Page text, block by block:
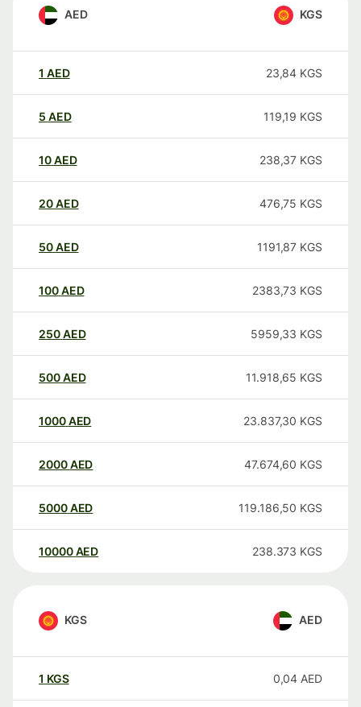
AED KGS
1 AED 23,84 KGS
5 AED 119,19 KGS
10AED 238,37 KGS
20AED 476,75 KGS
50AED 1191,87 KGS
100AED 2383,73 KGS
250AED 5959,33 KGS
500AED 11.918,65 KGS
1000AED 23.837,30 KGS
2000AED 47.674,60 KGS
5000AED 119.186,50 KGS
10000 AED 238.373 KGS
KGS AED
1 KGS 0,04 AED